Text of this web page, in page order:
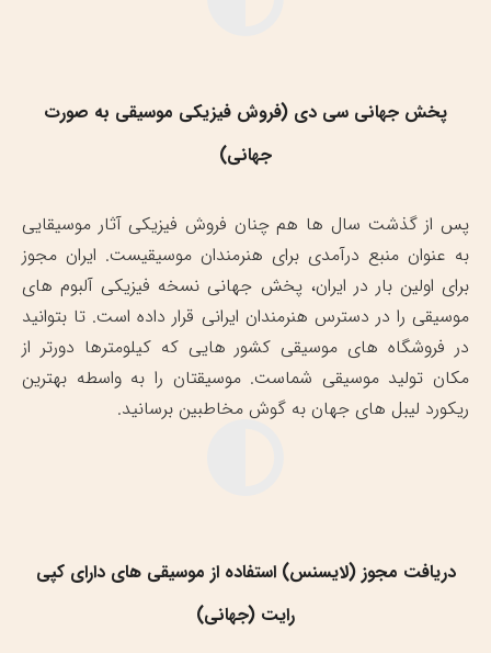
پخش جهانی سی دی (فروش فیزیکی موسیقی به صورت
جهانی)
پس از گذشت سال ها هم چنان فروش فیزیکی آثار موسیقایی
به عنوان منبع درآمدی برای هنرمندان موسیقیست. ایران مجوز
برای اولین بار در ایران، پخش جهانی نسخه فیزیکی آلبوم های
موسیقی را در دسترس هنرمندان ایرانی قرار داده است. تا بتوانید
در فروشگاه های موسیقی کشور هایی که کیلومترها دورتر از
مکان تولید موسیقی شماست. موسیقتان را به واسطه بهترین
ریکورد لیبل های جهان به گوش مخاطبین برسانید.
دریافت مجوز (لایسنس) استفاده از موسیقی های دارای کپی
رایت (جهانی)